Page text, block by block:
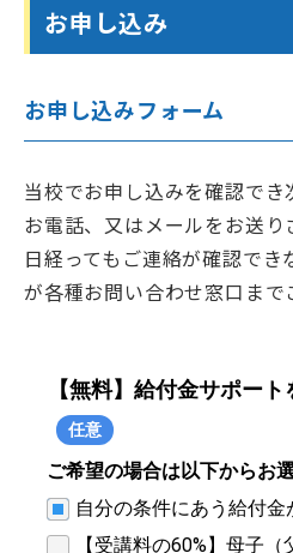
お申し込み
お申し込みフォーム
当校でお申し込みを確認で
お電話、又はメールをお送り
日経ってもご連絡が確認でき
が各種お問い合わせ窓口まで